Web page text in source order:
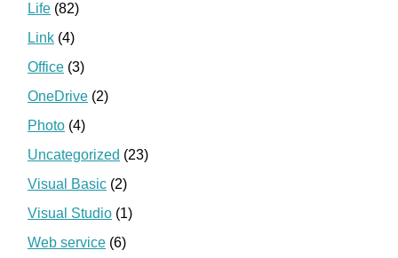
Life (82)
Link (4)
Office (3)
OneDrive (2)
Photo (4)
Uncategorized (23)
Visual Basic (2)
Visual Studio (1)
Web service (6)